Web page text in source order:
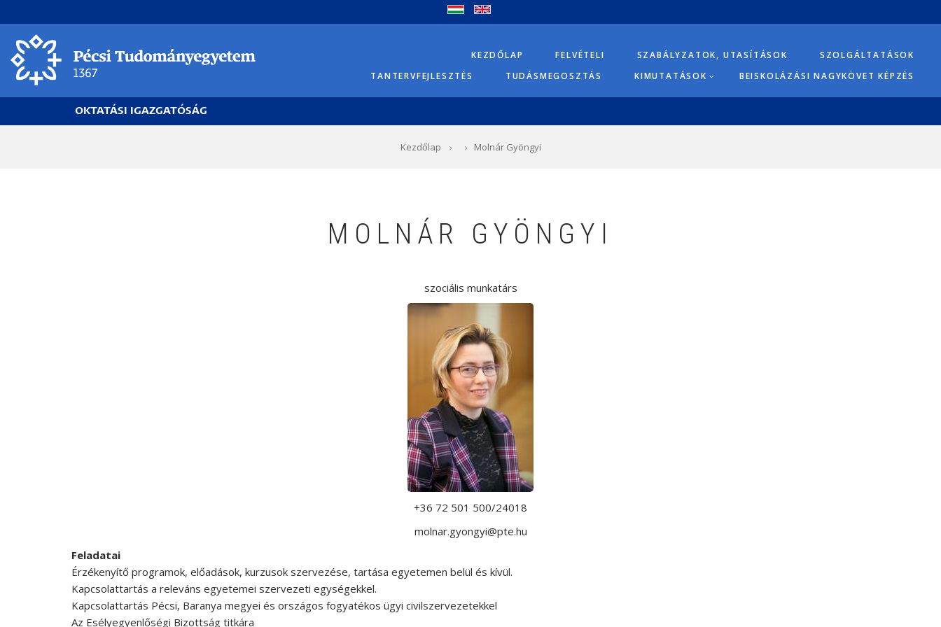
a
tartalomra
KEZDŐLAP FELVÉTELI SZABÁLYZATOK, UTASÍTÁSOK
SZOLGÁLTATÁSOK
TANTERVFEJLESZTÉS
TUDÁSMEGOSZTÁS KIMUTATÁSOK BEISKOLÁZÁSI NAGYKÖVET KÉPZÉS
OKTATÁSI IGAZGATÓSÁG
Kezdőlap Molnár Gyöngyi
MOLNÁR GYÖNGYI
szociális munkatárs
+36 72 501 500/24018
molnar.gyongyi@pte.hu
Feladatai
Érzékenyítő programok, előadások, kurzusok szervezése, tartása egyetemen belül és kívül.
Kapcsolattartás a releváns egyetemei szervezeti egységekkel.
Kapcsolattartás Pécsi, Baranya megyei és országos fogyatékos ügyi civilszervezetekkel
Az Esélyegyenlőségi Bizottság titkára